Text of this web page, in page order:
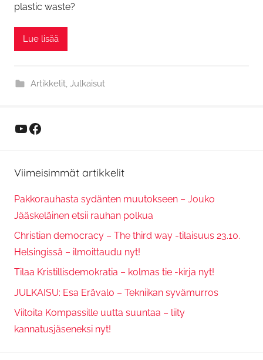
plastic waste?
Lue lisää
Artikkelit, Julkaisut
YouTube
Facebook
Viimeisimmät artikkelit
Pakkorauhasta sydänten muutokseen – Jouko
Jääskeläinen etsii rauhan polkua
Christian democracy – The third way -tilaisuus 23.10.
Helsingissä – ilmoittaudu nyt!
Tilaa Kristillisdemokratia – kolmas tie -kirja nyt!
JULKAISU: Esa Erävalo – Tekniikan syvämurros
Viitoita Kompassille uutta suuntaa – liity
kannatusjäseneksi nyt!